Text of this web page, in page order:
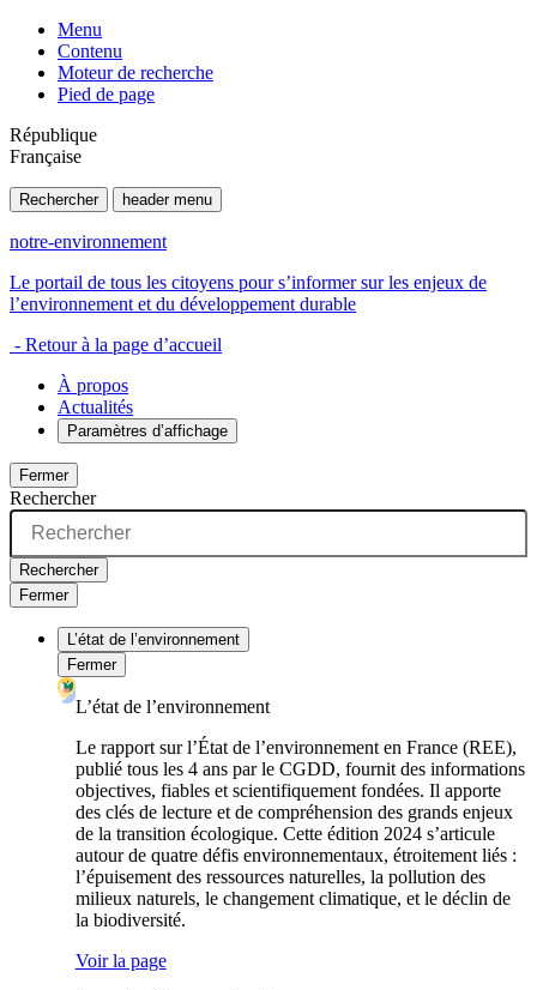
Menu
Contenu
Moteur de recherche
Pied de page
République
Française
Rechercher header menu
notre-environnement
Le portail de tous les citoyens pour s’informer sur les enjeux de
l’environnement et du développement durable
- Retour à la page d’accueil
À propos
Actualités
Paramètres d’affichage
Fermer
Rechercher
Rechercher
Fermer
L’état de l’environnement
Fermer
L’état de l’environnement
Le rapport sur l’État de l’environnement en France (REE),
publié tous les 4 ans par le CGDD, fournit des informations
objectives, fiables et scientifiquement fondées. Il apporte
des clés de lecture et de compréhension des grands enjeux
de la transition écologique. Cette édition 2024 s’articule
autour de quatre défis environnementaux, étroitement liés :
l’épuisement des ressources naturelles, la pollution des
milieux naturels, le changement climatique, et le déclin de
la biodiversité.
Voir la page